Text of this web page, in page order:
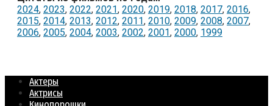
2024, 2023, 2022, 2021, 2020, 2019, 2018, 2017, 2016,
2015, 2014, 2013, 2012, 2011, 2010, 2009, 2008, 2007,
2006, 2005, 2004, 2003, 2002, 2001, 2000, 1999
Актеры
Актрисы